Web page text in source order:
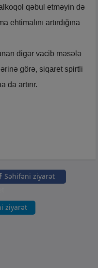
qəbul etməyin də
ehtimalını artırdığına
digər vacib məsələ
görə, siqaret spirtli
da artırır.
Səhifəni ziyarət
ziyarət